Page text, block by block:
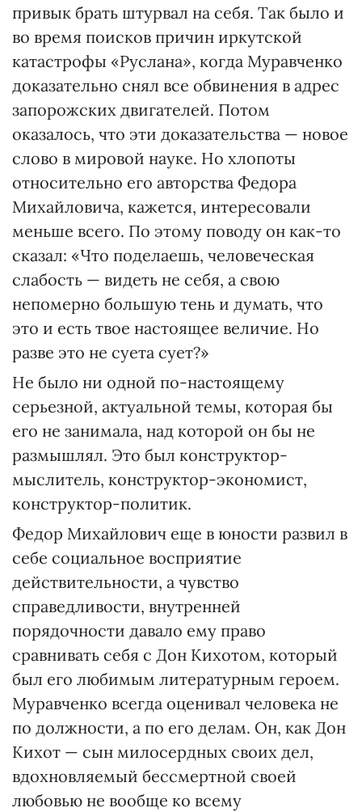
привык брать штурвал на себя. Так было и
во время поисков причин иркутской
катастрофы «Руслана», когда Муравченко
доказательно снял все обвинения в адрес
запорожских двигателей. Потом
оказалось, что эти доказательства — новое
слово в мировой науке. Но хлопоты
относительно его авторства Федора
Михайловича, кажется, интересовали
меньше всего. По этому поводу он как-то
сказал: «Что поделаешь, человеческая
слабость — видеть не себя, а свою
непомерно большую тень и думать, что
это и есть твое настоящее величие. Но
разве это не суета сует?»
Не было ни одной по-настоящему
серьезной, актуальной темы, которая бы
его не занимала, над которой он бы не
размышлял. Это был конструктор-
мыслитель, конструктор-экономист,
конструктор-политик.
Федор Михайлович еще в юности развил в
себе социальное восприятие
действительности, а чувство
справедливости, внутренней
порядочности давало ему право
сравнивать себя с Дон Кихотом, который
был его любимым литературным героем.
Муравченко всегда оценивал человека не
по должности, а по его делам. Он, как Дон
Кихот — сын милосердных своих дел,
вдохновляемый бессмертной своей
любовью не вообще ко всему